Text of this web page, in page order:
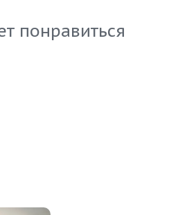
различных блюд,
Упаковка по 5 кг
понравиться